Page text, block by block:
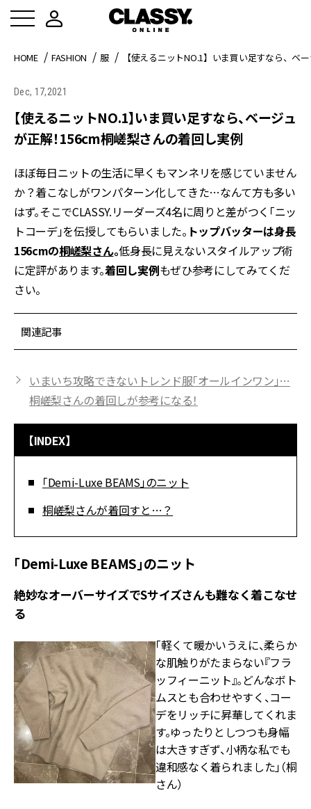
HOME FASHION 服 【使えるニットNO.1】いま買い足すなら、ベ
Dec, 17,2021
【使えるニットNO.1】いま買い足すなら、ベージュ
が正解！156cm桐嵯梨さんの着回し実例
ほぼ毎日ニットの生活に早くもマンネリを感じていません
か？着こなしがワンパターン化してきた…なんて方も多い
はず。そこでCLASSY.リーダーズ4名に周りと差がつく「ニッ
トコーデ」を伝授してもらいました。 トップバッターは身長
156cmの桐嵯梨さん。低身長に見えないスタイルアップ術
に定評があります。着回し実例もぜひ参考にしてみてくだ
さい。
関連記事
いまいち攻略できないトレンド服「オールインワン」…
桐嵯梨さんの着回しが参考になる！
【INDEX】
「Demi-Luxe BEAMS」のニット
桐嵯梨さんが着回すと…？
「Demi-Luxe BEAMS」のニット
絶妙なオーバーサイズでSサイズさんも難なく着こなせ
る
「軽くて暖かいうえに、柔らか
な肌触りがたまらない『フラ
ッフィーニット』。どんなボト
ムスとも合わせやすく、コー
デをリッチに昇華してくれま
す。ゆったりとしつつも身幅
は大きすぎず、小柄な私でも
違和感なく着られました」（桐
さん）